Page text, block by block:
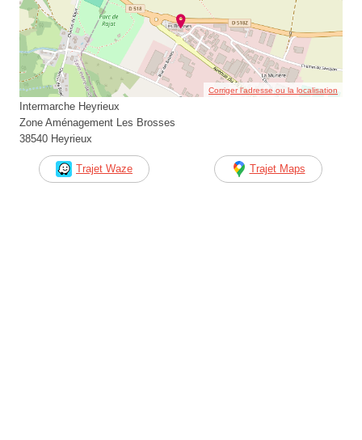
Corriger l’adresse ou la localisation
Intermarche Heyrieux
Zone Aménagement Les Brosses
38540 Heyrieux
Trajet Waze Trajet Maps